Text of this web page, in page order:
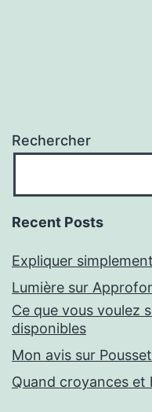
Rechercher
Recent Posts
Expliquer
Lumière sur
Ce que vous voulez
disponibles
Mon avis sur
Quand croyances